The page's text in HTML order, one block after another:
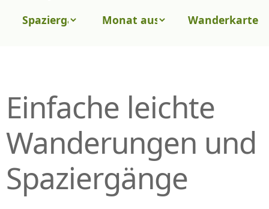
N
G
N
Touren
Datum
Wanderkarte
Einfache leichte
Wanderungen und
Spaziergänge